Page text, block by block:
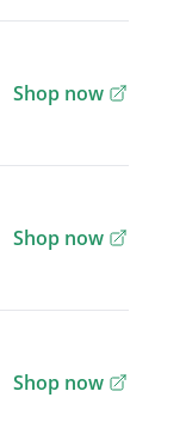
Shop now
Shop now
Shop now